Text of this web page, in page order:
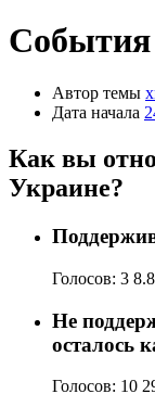
События
Автор темы
Дата начала
Как вы
Украине?
Голосов: 3
Не
осталось
Голосов: 10